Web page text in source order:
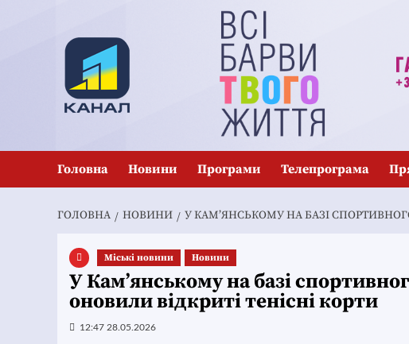
Головна Новини Програми Телепрограма
ГОЛОВНА НОВИНИ У КАМ’ЯНСЬКОМУ НА БАЗІ
Mіські новини Новини
У Кам’янському на базі
оновили відкриті тенісні корти
12:47 28.05.2026